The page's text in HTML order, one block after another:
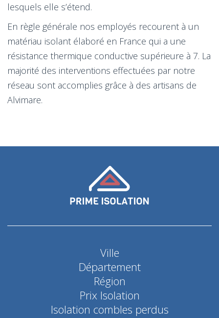
lesquels elle s’étend.
En règle générale nos employés recourent à un
matériau isolant élaboré en France qui a une
résistance thermique conductive supérieure à 7. La
majorité des interventions effectuées par notre
réseau sont accomplies grâce à des artisans de
Alvimare.
Ville
Département
Région
Prix Isolation
Isolation combles perdus